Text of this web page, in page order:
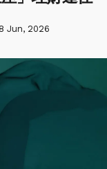
Jun, 2026